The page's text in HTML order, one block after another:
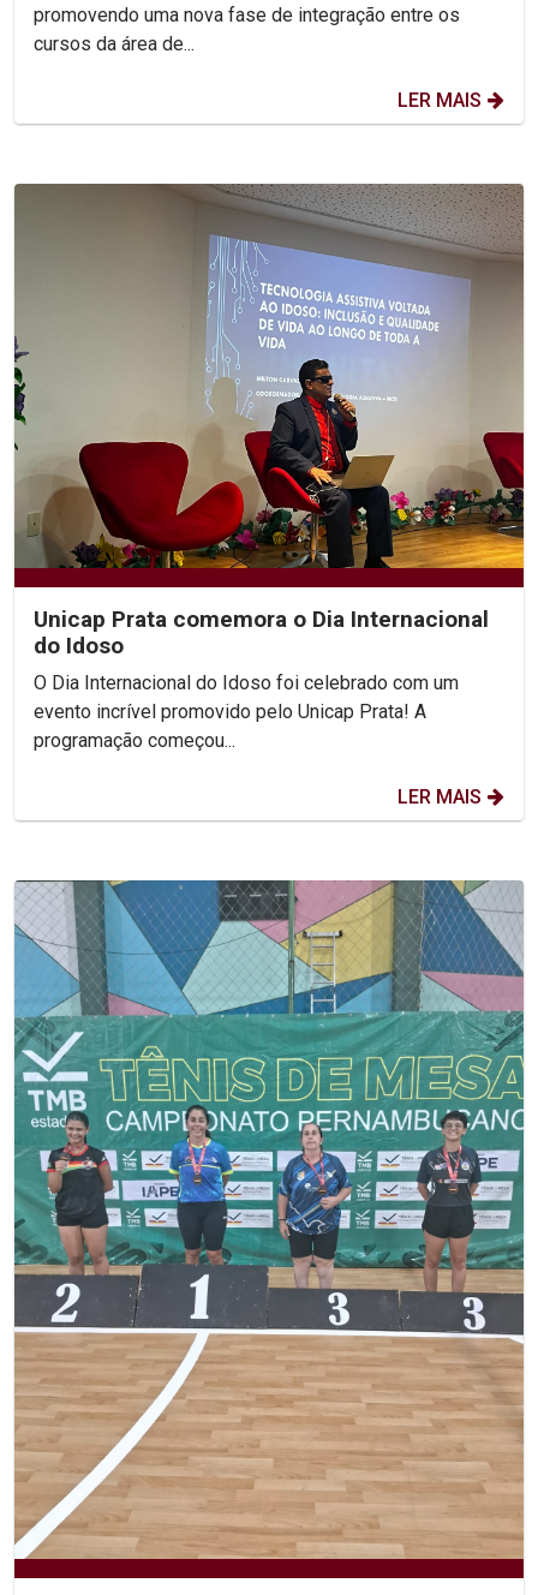
promovendo uma nova fase de integração entre os
cursos da área de...
LER MAIS
Unicap Prata comemora o Dia Internacional
do Idoso
O Dia Internacional do Idoso foi celebrado com um
evento incrível promovido pelo Unicap Prata! A
programação começou...
LER MAIS